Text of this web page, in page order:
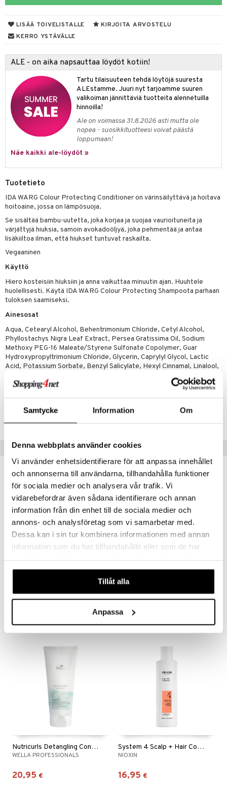
Samtycke Information Om
Denna webbplats använder cookies
Vi använder enhetsidentifierare för att anpassa innehållet
och annonserna till användarna, tillhandahålla funktioner
för sociala medier och analysera vår trafik. Vi
vidarebefordrar även sådana identifierare och annan
information från din enhet till de sociala medier och
annons- och analysföretag som vi samarbetar med.
Dessa kan i sin tur kombinera informationen med annan
information som du har tillhandahållit eller som de har
våra cookies vid fortsatt användande av vår webbplats.
Tillåt alla
Anpassa
LISÄÄ TOIVELISTALLE
KIRJOITA ARVOSTELU
KERRO YSTÄVÄLLE
ALE - on aika napsauttaa löydöt kotiin!
Tartu tilaisuuteen tehdä löytöjä suuresta
ALEstamme. Juuri nyt tarjoamme suuren
valikoiman jännittäviä tuotteita alennetuilla
hinnoilla!
Ale on voimassa 31.8.2026 asti mutta ole
nopea - suosikkituotteesi voivat päästä
loppumaan!
Näe kaikki ale-löydöt »
Tuotetieto
IDA WARG Colour Protecting Conditioner on värinsäilyttävä ja hoitava
hoitoaine, jossa on lämpösuoja.
Se sisältää bambu-uutetta, joka korjaa ja suojaa vaurioituneita ja
värjättyjä hiuksia, samoin avokadoöljyä, joka pehmentää ja antaa
lisäkiiltoa ilman, että hiukset tuntuvat raskailta.
Vegaaninen
Käyttö
Hiero kosteisiin hiuksiin ja anna vaikuttaa minuutin ajan. Huuhtele
huolellisesti. Käytä IDA WARG Colour Protecting Shampoota parhaan
tuloksen saamiseksi.
Ainesosat
Aqua, Cetearyl Alcohol, Behentrimonium Chloride, Cetyl Alcohol,
Phyllostachys Nigra Leaf Extract, Persea Gratissima Oil, Sodium
Methoxy PEG-16 Maleate/Styrene Sulfonate Copolymer, Guar
Hydroxypropyltrimonium Chloride, Glycerin, Caprylyl Glycol, Lactic
Acid, Potassium Sorbate, Benzyl Salicylate, Hexyl Cinnamal, Linalool,
CIW42-8P-250-XX-XX
Suositut tuotteet
-25%
WELLA PROFESSIONALS
-33%
Nutricurls Detangling Conditioner - Waves & Curls
WELLA PROFESSIONALS
20,95 €
System 4 Scalp + Hair Conditioner
NIOXIN
16,95 €
hoito
iho
iho
iho
Päivävoide
hoito
tarvikkeet
/ Kajaali
&
Lapset
Set
tuotteet
hoito
poisto
hoito
& saippuat
tuotteet
& Viikset
shave balm
shave lotion
de cologne
de toilette
hoito
& saippuat
1: Puhdistus
2: Kirkastus
3: Kosteutus
ja Vartalonhoito
ja naamiot
Huulten Hoito
Elixir
Happy
Happy For Men
Miehille
& Soujaus
& Ihonpuhdistus
& vastauksia